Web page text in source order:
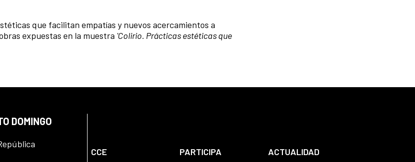
que facilitan empatías y nuevos acercamientos a
expuestas en la muestra 'Colirio. Prácticas estéticas que
DOMINGO
CCE PARTICIPA
ACTUALIDAD